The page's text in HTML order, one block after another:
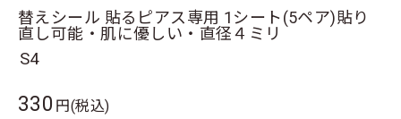
替えシール 貼るピアス専用 1シート(5ペア)貼り
直し可能・肌に優しい・直径４ミリ
S4
330 円(税込)